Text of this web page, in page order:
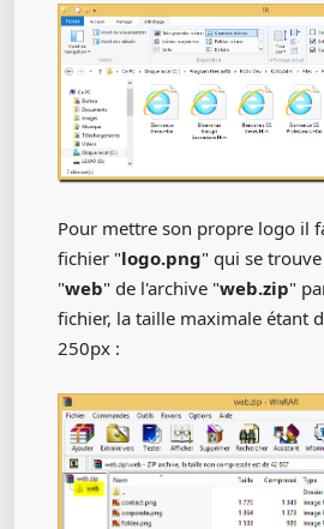
Pour mettre son propre logo il
fichier "logo.png" qui se
"web" de l'archive "web.zip"
fichier, la taille maximale étant
250px :